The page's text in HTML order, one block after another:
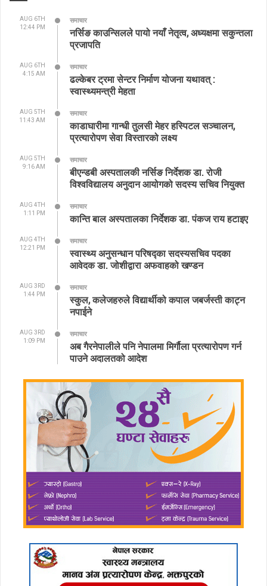
AUG 6TH
12:44 PM
समाचार
नर्सिङ काउन्सिलले पायो नयाँ नेतृत्व, अध्यक्षमा सकुन्तला
प्रजापति
AUG 6TH
4:15 AM
समाचार
ढल्केबर ट्रमा सेन्टर निर्माण योजना यथावत् :
स्वास्थ्यमन्त्री मेहता
AUG 5TH
11:43 AM
समाचार
काडाघारीमा गान्धी तुलसी मेहर हस्पिटल सञ्चालन,
प्रत्यारोपण सेवा विस्तारको लक्ष्य
AUG 5TH
9:16 AM
समाचार
बीएन्डबी अस्पतालकी नर्सिङ निर्देशक डा. रोजी
विश्वविद्यालय अनुदान आयोगको सदस्य सचिव नियुक्त
AUG 4TH
1:11 PM
समाचार
कान्ति बाल अस्पतालका निर्देशक डा. पंकज राय हटाइए
AUG 4TH
12:21 PM
समाचार
स्वास्थ्य अनुसन्धान परिषद्का सदस्यसचिव पदका
आवेदक डा. जोशीद्वारा अफवाहको खण्डन
AUG 3RD
1:44 PM
समाचार
स्कुल, कलेजहरुले विद्यार्थीको कपाल जबर्जस्ती काट्न
नपाईने
AUG 3RD
1:09 PM
समाचार
अब गैरनेपालीले पनि नेपालमा मिर्गौला प्रत्यारोपण गर्न
पाउने अदालतको आदेश